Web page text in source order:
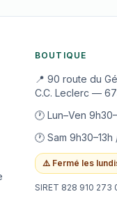
BOUTIQUE
📍 90 route du
C.C. Leclerc —
🕐 Lun–Ven
🕐 Sam 9h30–13h
⚠️ Fermé les
SIRET 828 910 273